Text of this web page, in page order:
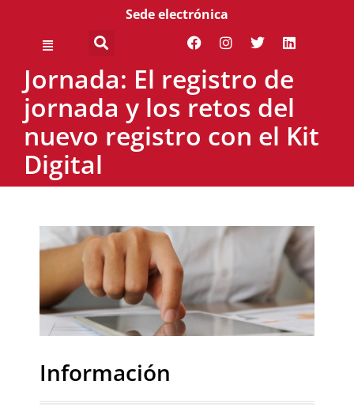
Sede electrónica
Jornada: El registro de
jornada y los retos del
nuevo registro con el Kit
Digital
Información